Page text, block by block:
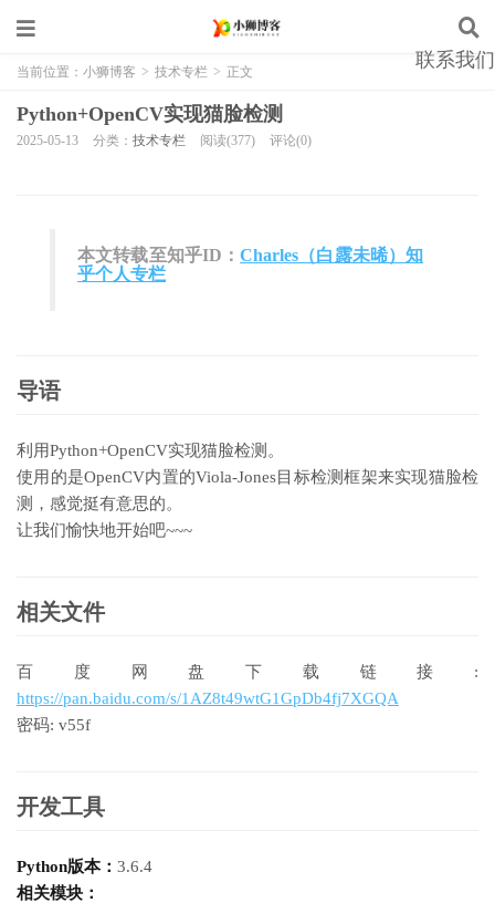
联系我们
当前位置： 小狮博客 > 技术专栏 > 正文
Python+OpenCV实现猫脸检测
2025-05-13 分类： 技术专栏 阅读(377) 评论(0)
本文转载至知乎ID：Charles（白露未晞）知
乎个人专栏
导语
利用Python+OpenCV实现猫脸检测。
使用的是OpenCV内置的Viola-Jones目标检测框架来实现猫脸检
测，感觉挺有意思的。
让我们愉快地开始吧~~~
相关文件
百度网盘下载链接:
https://pan.baidu.com/s/1AZ8t49wtG1GpDb4fj7XGQA
密码: v55f
开发工具
Python版本： 3.6.4
相关模块：